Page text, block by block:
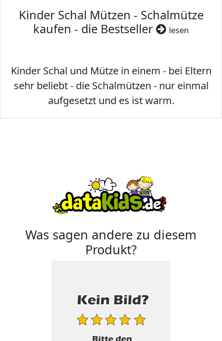
Kinder Schal Mützen - Schalmütze
kaufen - die Bestseller
lesen
Kinder Schal und Mütze in einem - bei Eltern
sehr beliebt - die Schalmützen - nur einmal
aufgesetzt und es ist warm.
Was sagen andere zu diesem
Produkt?